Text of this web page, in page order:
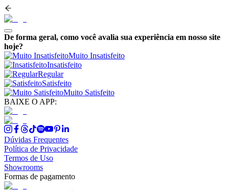
De forma geral, como você avalia sua experiência em nosso site
hoje?
Muito Insatisfeito
Insatisfeito
Regular
Satisfeito
Muito Satisfeito
BAIXE O APP:
Dúvidas Frequentes
Política de Privacidade
Termos de Uso
Showrooms
Formas de pagamento